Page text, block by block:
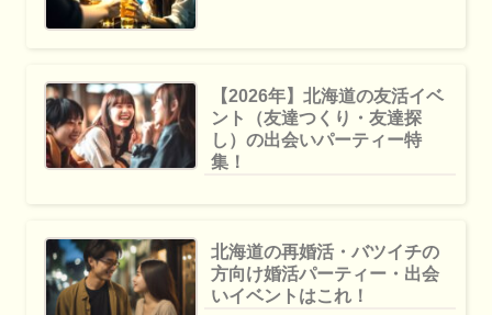
【2026年】北海道の友活イベ
ント（友達つくり・友達探
し）の出会いパーティー特
集！
北海道の再婚活・バツイチの
方向け婚活パーティー・出会
いイベントはこれ！